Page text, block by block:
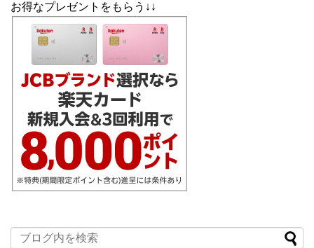
お得なプレゼントをもらう↓↓